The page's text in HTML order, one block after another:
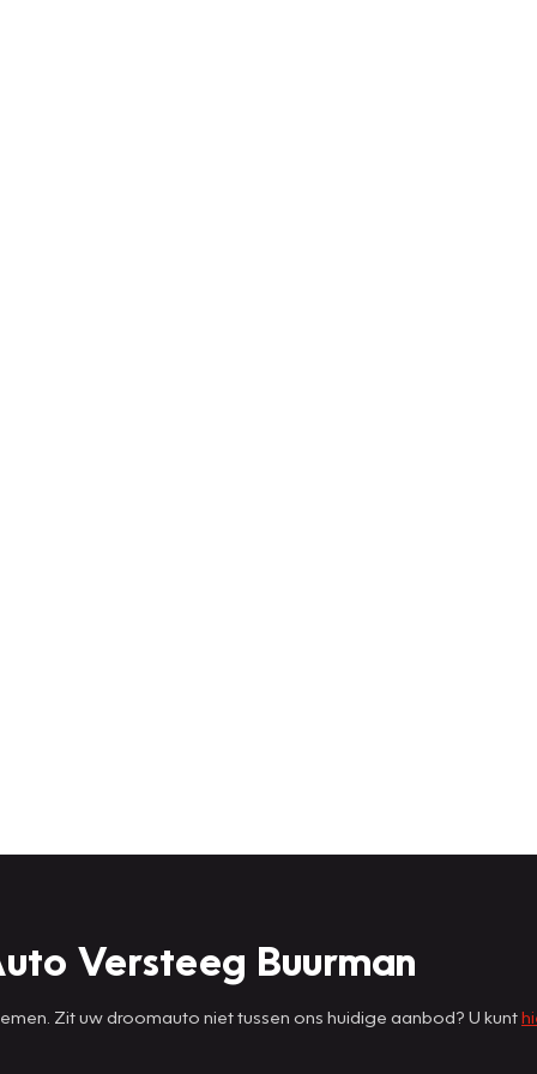
Versteeg Buurman
Zit uw droomauto niet tussen ons huidige aanbod? U kunt